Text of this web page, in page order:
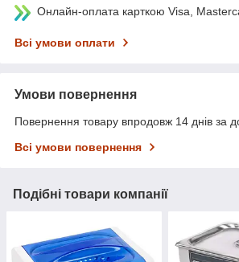
Онлайн-оплата карткою Visa,
Всі умови оплати
Умови повернення
Повернення товару впродовж 14 днів за
Всі умови повернення
Подібні товари компанії